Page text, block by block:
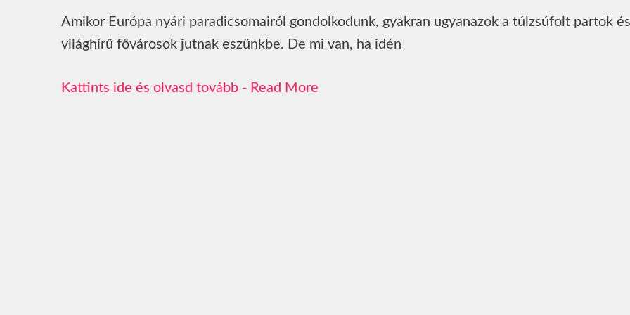
Amikor Európa nyári paradicsomairól gondolkodunk, gyakran ugyanazok a túlzsúfolt partok és
világhírű fővárosok jutnak eszünkbe. De mi van, ha idén
Read More